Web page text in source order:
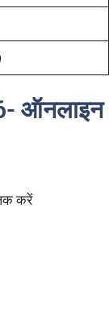
ऑनलाइन
करें